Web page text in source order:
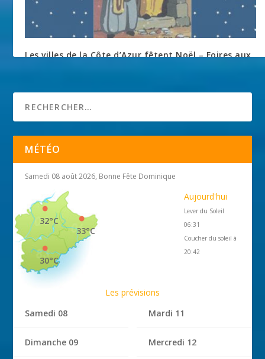
Les villes de la Côte d’Azur fêtent Noël – Foires aux
MÉTÉO
Samedi 08 août 2026, Bonne Fête Dominique
33°C
32°C
30°C
Aujourd'hui
Lever du Soleil
06:31
Coucher du soleil à
20:42
Les prévisions
Samedi 08
Dimanche 09
Mardi 11
Mercredi 12